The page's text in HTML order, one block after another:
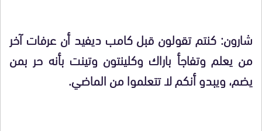
شارون: كنتم تقولون قبل كامب ديفيد أن عرفات آخر
من يعلم وتفاجأ باراك وكلينتون وتينت بأنه حر بمن
يضم، ويبدو أنكم لا تتعلموا من الماضي.